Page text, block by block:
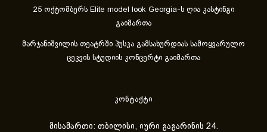
25 ოქტომბერს Elite model look Georgia-ს ღია კასტინგი
გაიმართა
მარჯანიშვილის თეატრში პუსკა გამსახურდიას სამოყვარულო
ცეკვის სტუდიის კონცერტი გაიმართა
კონტაქტი
მისამართი: თბილისი, იური გაგარინის 24.